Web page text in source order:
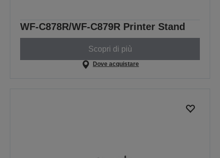
WF-C878R/WF-C879R Printer Stand
Scopri di più
Dove acquistare